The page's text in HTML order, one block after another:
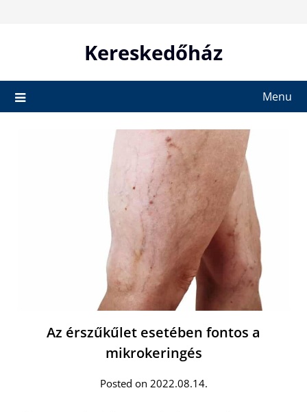
Kereskedőház
Menu
Az érszűkűlet esetében fontos a
mikrokeringés
Posted on 2022.08.14.